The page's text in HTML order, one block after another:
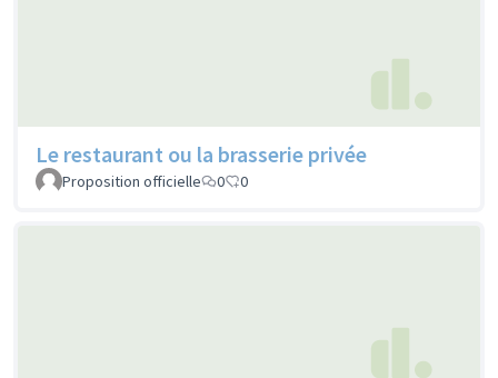
Le restaurant ou la brasserie privée
Proposition officielle 0 0